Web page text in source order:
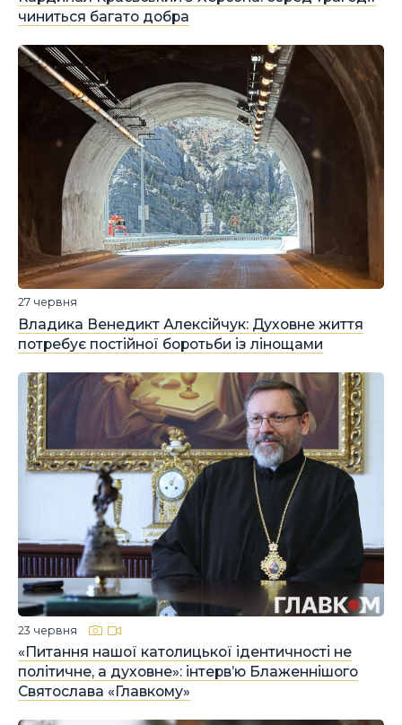
чиниться багато добра
Владика Венедикт Алексійчук: Духовне життя
потребує постійної боротьби із лінощами
27 червня
«Питання нашої католицької ідентичності не
політичне, а духовне»: інтерв’ю Блаженнішого
Святослава «Главкому»
23 червня